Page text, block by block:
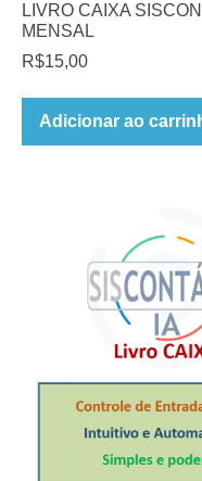
LIVRO CAIXA
MENSAL
R$15,00
Adicionar ao